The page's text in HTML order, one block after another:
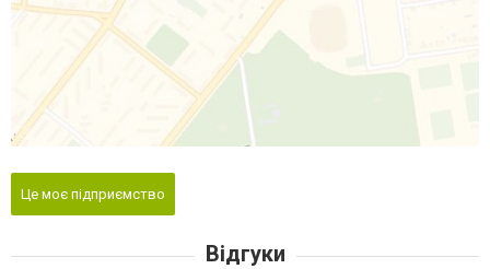
Це моє підприємство
Відгуки